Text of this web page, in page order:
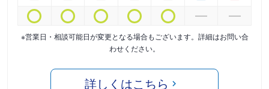
※営業日・相談可能日が変更となる場合もございます。詳細はお問い合
わせください。
詳しくはこちら